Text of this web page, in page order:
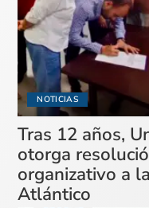
NOTICIAS
Tras 12 años,
otorga
organizativo a
Atlántico